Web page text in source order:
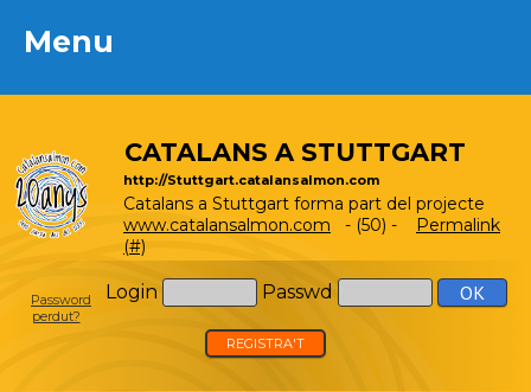
Menu
CATALANS A STUTTGART
http://Stuttgart.catalansalmon.com
Catalans a Stuttgart forma part del projecte
www.catalansalmon.com - (50) - Permalink
(#)
Login Passwd
Password
perdut?
REGISTRA'T
Menu